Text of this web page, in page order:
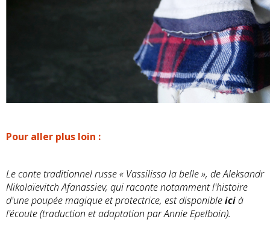
Pour aller plus loin :
Le conte traditionnel russe « Vassilissa la belle », de Aleksandr
Nikolaïevitch Afanassiev, qui raconte notamment l'histoire
d'une poupée magique et protectrice, est disponibleicià
l'écoute (traduction et adaptation par Annie Epelboin).